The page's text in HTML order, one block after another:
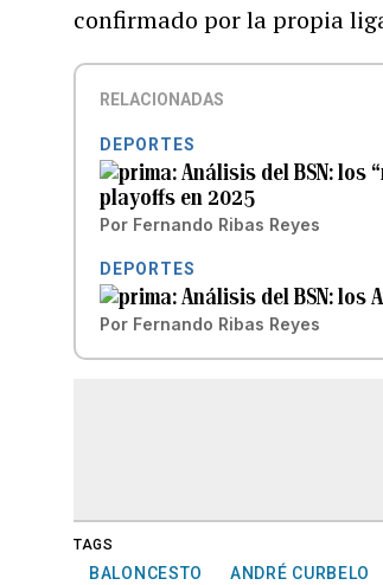
confirmado por la propia
RELACIONADAS
DEPORTES
Análisis del BSN: los
playoffs en 2025
Por Fernando Ribas Reyes
DEPORTES
Análisis del BSN: los
Por Fernando Ribas Reyes
TAGS
BALONCESTO ANDRÉ CURBELO